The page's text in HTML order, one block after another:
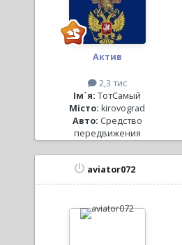
Актив
2,3 тис
Ім`я: ТотСамый
Місто: kirovograd
Авто: Средство
передвижения
aviator072